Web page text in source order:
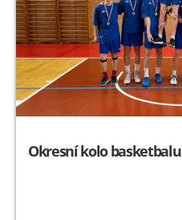
Okresní kolo basketbalu